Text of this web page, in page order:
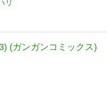
リ
(ガンガンコミックス)